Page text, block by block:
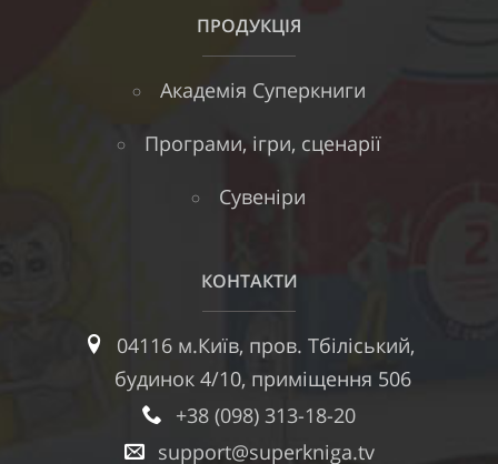
ПРОДУКЦІЯ
Академія Суперкниги
Програми, ігри, сценарії
Сувеніри
КОНТАКТИ
04116 м.Київ, пров. Тбіліський,
будинок 4/10, приміщення 506
+38 (098) 313-18-20
support@superkniga.tv